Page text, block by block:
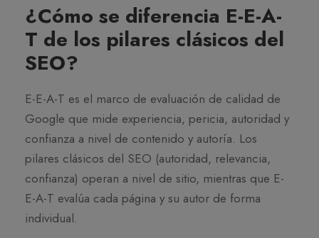
¿Cómo se diferencia E-E-A-
T de los pilares clásicos del
SEO?
E-E-A-T es el marco de evaluación de calidad de
Google que mide experiencia, pericia, autoridad y
confianza a nivel de contenido y autoría. Los
pilares clásicos del SEO (autoridad, relevancia,
confianza) operan a nivel de sitio, mientras que E-
E-A-T evalúa cada página y su autor de forma
individual.